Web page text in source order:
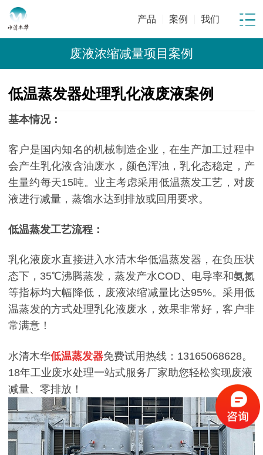
产品 案例 我们
废液浓缩减量项目案例
低温蒸发器处理乳化液废液案例
基本情况：
客户是国内知名的机械制造企业，在生产加工过程中
会产生乳化液含油废水，颜色浑浊，乳化态稳定，产
生量约每天15吨。业主考虑采用低温蒸发工艺，对废
液进行减量，蒸馏水达到排放或回用要求。
低温蒸发工艺流程：
乳化液废水直接进入水清木华低温蒸发器，在负压状
态下，35℃沸腾蒸发，蒸发产水COD、电导率和氨氮
等指标均大幅降低，废液浓缩减量比达95%。采用低
温蒸发的方式处理乳化液废水，效果非常好，客户非
常满意！
水清木华低温蒸发器免费试用热线：13165068628。
18年工业废水处理一站式服务厂家助您轻松实现废液
减量、零排放！